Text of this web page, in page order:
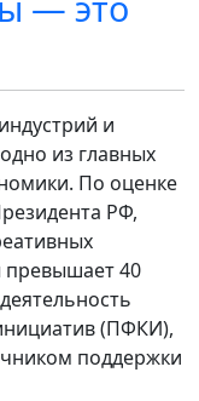
и
из главных
По оценке
РФ,
превышает 40
(ПФКИ),
поддержки